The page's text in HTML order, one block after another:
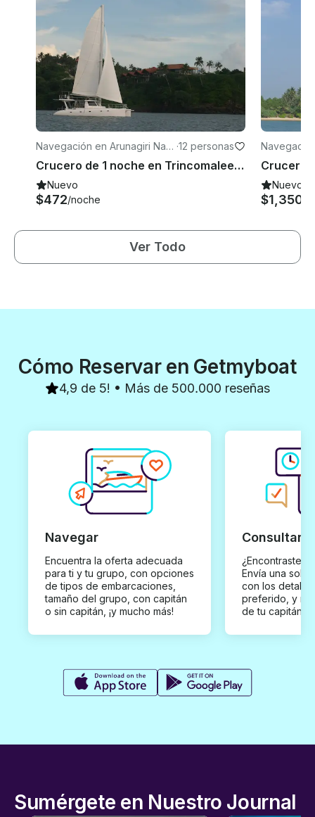
Navegación en Arunagiri Nag
ar
·12 personas
Crucero de 1 noche en Trincomalee, Sri Lanka
Nuevo
$472/noche
Nuevo
$1,350
Ver Todo
Cómo Reservar en Getmyboat
4,9 de 5! • Más de 500.000 reseñas
Navegar
Encuentra la oferta adecuada
para ti y tu grupo, con opciones
de tipos de embarcaciones,
tamaño del grupo, con capitán
o sin capitán, ¡y mucho más!
Consultar
¿Encontraste
Envía una
con los
preferido, y
de tu capitán
Sumérgete en Nuestro Journal